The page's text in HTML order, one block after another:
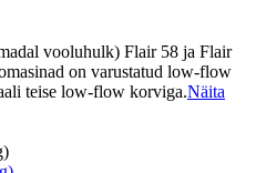
vooluhulk) Flair 58 ja Flair
on varustatud low-flow
teise low-flow korviga.Näita